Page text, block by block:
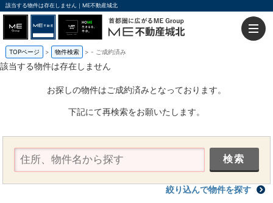
該当する物件は存在しません｜ME不動産城北
TOPページ 物件検索 - ご成約済み
該当する物件は存在しません
お探しの物件はご成約済みとなっております。
下記にて再検索をお願いたします。
絞り込んで物件を探す